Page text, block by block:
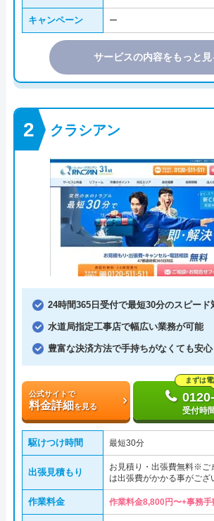
キャンペーン ー
サービスの内容をもっと見
クラシアン
24時間365日受付で最短30分のスピード
水道局指定工事店で幅広い業務が可能
豊富な決済方法で手持ちがなくても安心
公式サイトで
料金詳細を見る
まずは
受付時
駆けつけ時間 最短30分
出張見積もり
お見積り・出張費無料※ご
は出張費がかかる事がござ
作業料金 作業料金8,800円〜+事務手